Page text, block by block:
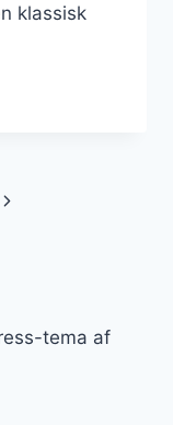
klassisk
Næste
tema af